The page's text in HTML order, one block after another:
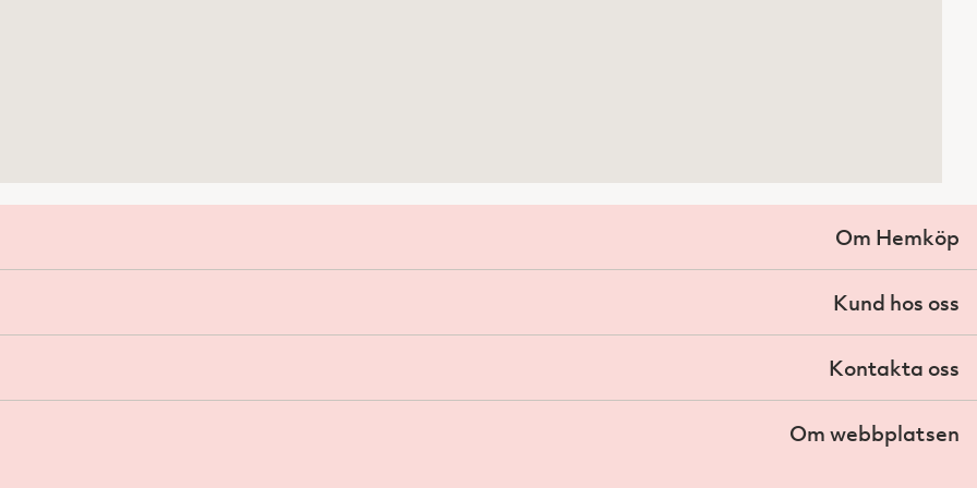
Om Hemköp
Kund hos oss
Kontakta oss
Om webbplatsen